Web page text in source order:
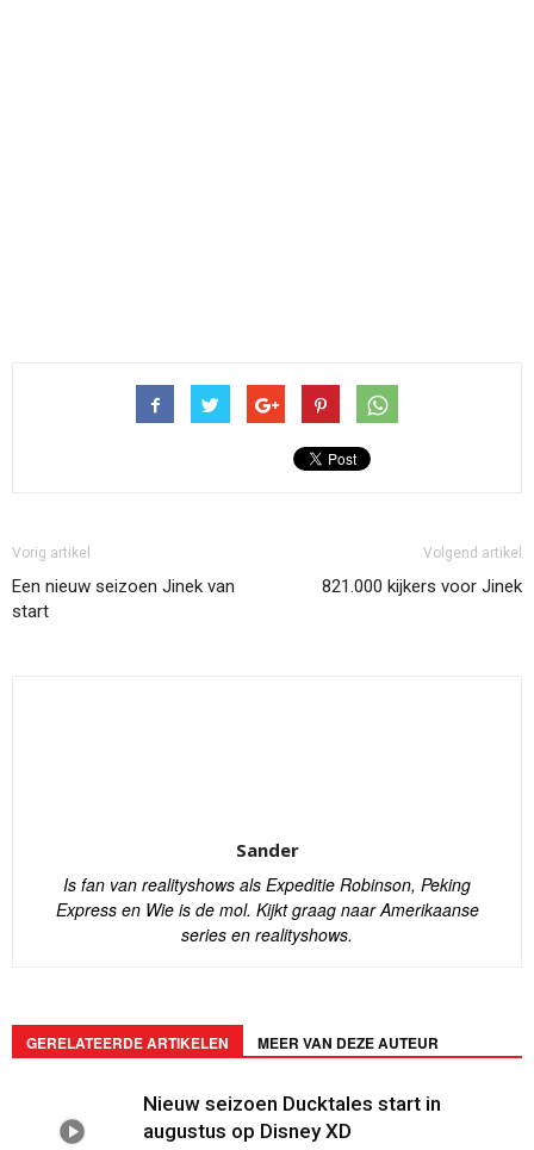
Vorig artikel
Een nieuw seizoen Jinek van
start
Volgend artikel
821.000 kijkers voor Jinek
Sander
Is fan van realityshows als Expeditie Robinson, Peking
Express en Wie is de mol. Kijkt graag naar Amerikaanse
series en realityshows.
GERELATEERDE ARTIKELEN MEER VAN DEZE AUTEUR
Nieuw seizoen Ducktales start in
augustus op Disney XD